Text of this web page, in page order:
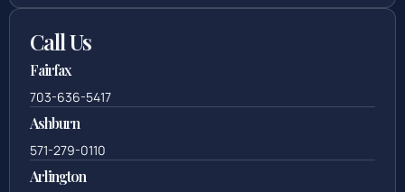
Call Us
Fairfax
703-636-5417
Ashburn
571-279-0110
Arlington